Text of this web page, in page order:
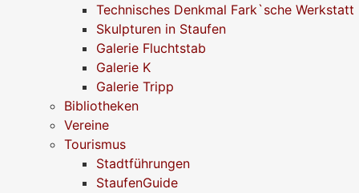
Technisches Denkmal Fark`sche Werkstatt
Skulpturen in Staufen
Galerie Fluchtstab
Galerie K
Galerie Tripp
Bibliotheken
Vereine
Tourismus
Stadtführungen
StaufenGuide